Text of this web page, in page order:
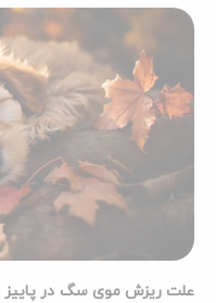
علت ریزش موی سگ در پاییز